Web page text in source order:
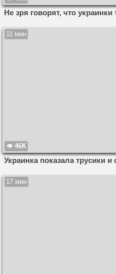
Не зря говорят, что
11 мин
46K
Украинка показала трусики
17 мин